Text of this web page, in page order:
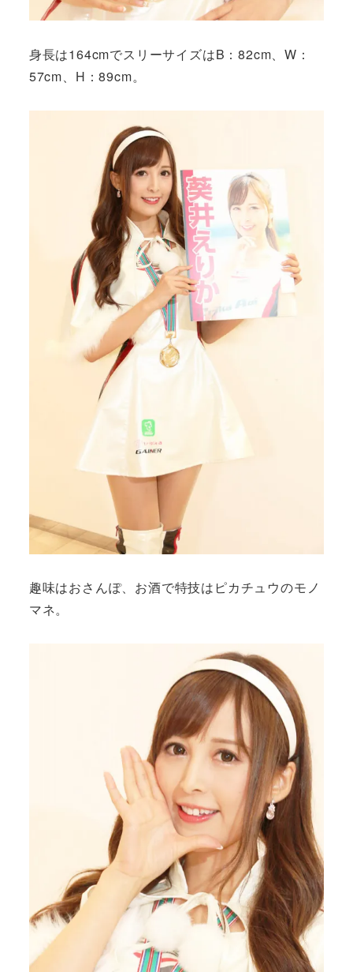
身長は164cmでスリーサイズはB：82cm、W：
57cm、H：89cm。
趣味はおさんぽ、お酒で特技はピカチュウのモノ
マネ。